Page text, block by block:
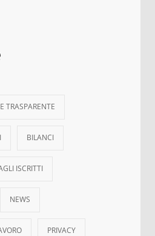
TRASPARENTE
BILANCI
ISCRITTI
NEWS
PRIVACY